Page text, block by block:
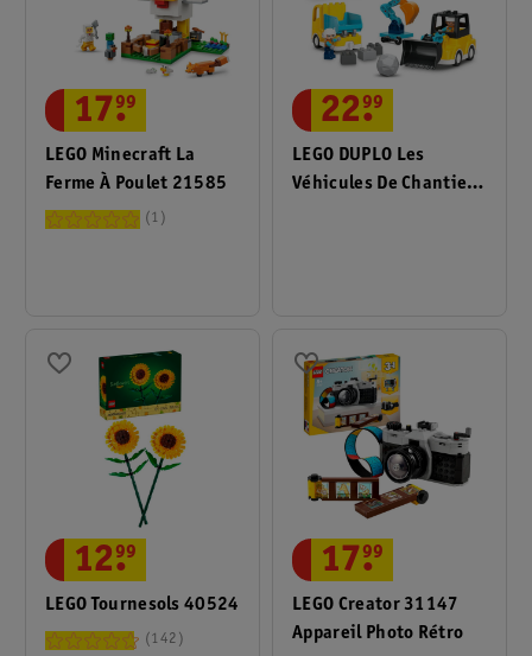
LEGO Minecraft La
Ferme À Poulet 21585
17.
99
1
LEGO DUPLO Les
Véhicules De Chantier
22.
99
LEGO Tournesols 40524
12.
99
142
LEGO Creator 31147
Appareil Photo Rétro
17.
99